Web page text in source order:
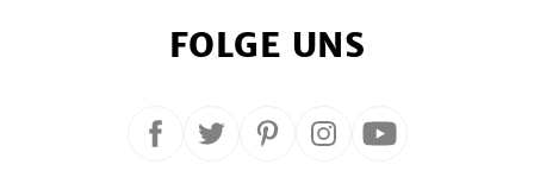
FOLGE UNS
Folge Folge
Folge Folge Folge